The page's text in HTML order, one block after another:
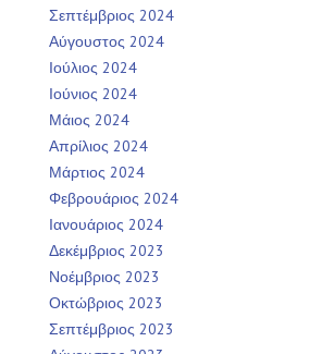
Σεπτέμβριος 2024
Αύγουστος 2024
Ιούλιος 2024
Ιούνιος 2024
Μάιος 2024
Απρίλιος 2024
Μάρτιος 2024
Φεβρουάριος 2024
Ιανουάριος 2024
Δεκέμβριος 2023
Νοέμβριος 2023
Οκτώβριος 2023
Σεπτέμβριος 2023